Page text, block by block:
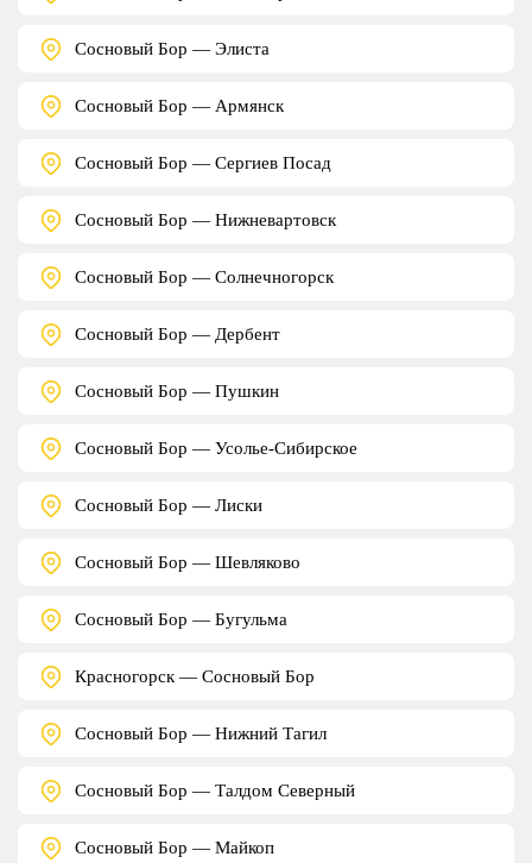
Сосновый Бор — Элиста
Сосновый Бор — Армянск
Сосновый Бор — Сергиев Посад
Сосновый Бор — Нижневартовск
Сосновый Бор — Солнечногорск
Сосновый Бор — Дербент
Сосновый Бор — Пушкин
Сосновый Бор — Усолье-Сибирское
Сосновый Бор — Лиски
Сосновый Бор — Шевляково
Сосновый Бор — Бугульма
Красногорск — Сосновый Бор
Сосновый Бор — Нижний Тагил
Сосновый Бор — Талдом Северный
Сосновый Бор — Майкоп